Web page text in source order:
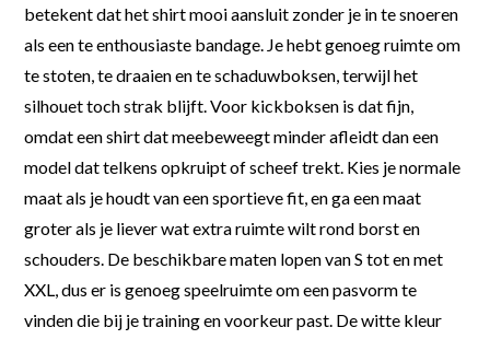
betekent dat het shirt mooi aansluit zonder je in te snoeren
als een te enthousiaste bandage. Je hebt genoeg ruimte om
te stoten, te draaien en te schaduwboksen, terwijl het
silhouet toch strak blijft. Voor kickboksen is dat fijn,
omdat een shirt dat meebeweegt minder afleidt dan een
model dat telkens opkruipt of scheef trekt. Kies je normale
maat als je houdt van een sportieve fit, en ga een maat
groter als je liever wat extra ruimte wilt rond borst en
schouders. De beschikbare maten lopen van S tot en met
XXL, dus er is genoeg speelruimte om een pasvorm te
vinden die bij je training en voorkeur past. De witte kleur